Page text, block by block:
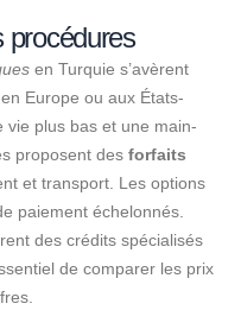
procédures
en Turquie s’avèrent
Europe ou aux États-
vie plus bas et une main-
proposent des forfaits
et transport. Les options
paiement échelonnés.
des crédits spécialisés
de comparer les prix